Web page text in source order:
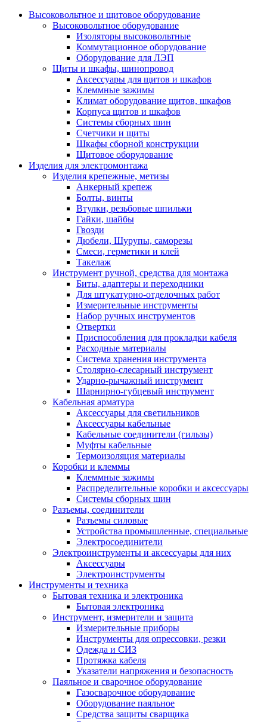
Высоковольтное и щитовое оборудование
Высоковольтное оборудование
Изоляторы высоковольтные
Коммутационное оборудование
Оборудование для ЛЭП
Щиты и шкафы, шинопровод
Аксессуары для щитов и шкафов
Клеммные зажимы
Климат оборудование щитов, шкафов
Корпуса щитов и шкафов
Системы сборных шин
Счетчики и щиты
Шкафы сборной конструкции
Щитовое оборудование
Изделия для электромонтажа
Изделия крепежные, метизы
Анкерный крепеж
Болты, винты
Втулки, резьбовые шпильки
Гайки, шайбы
Гвозди
Дюбели, Шурупы, саморезы
Смеси, герметики и клей
Такелаж
Инструмент ручной, средства для монтажа
Биты, адаптеры и переходники
Для штукатурно-отделочных работ
Измерительные инструменты
Набор ручных инструментов
Отвертки
Приспособления для прокладки кабеля
Расходные материалы
Система хранения инструмента
Столярно-слесарный инструмент
Ударно-рычажный инструмент
Шарнирно-губцевый инструмент
Кабельная арматура
Аксессуары для светильников
Аксессуары кабельные
Кабельные соединители (гильзы)
Муфты кабельные
Термоизоляция материалы
Коробки и клеммы
Клеммные зажимы
Распределительные коробки и аксессуары
Системы сборных шин
Разъемы, соединители
Разъемы силовые
Устройства промышленные, специальные
Электросоединители
Электроинструменты и аксессуары для них
Аксессуары
Электроинструменты
Инструменты и техника
Бытовая техника и электроника
Бытовая электроника
Инструмент, измерители и защита
Измерительные приборы
Инструменты для опрессовки, резки
Одежда и СИЗ
Протяжка кабеля
Указатели напряжения и безопасность
Паяльное и сварочное оборудование
Газосварочное оборудование
Оборудование паяльное
Средства защиты сварщика